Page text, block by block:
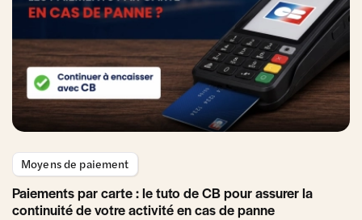
Moyens de paiement
Paiements par carte : le tuto de CB pour assurer la
continuité de votre activité en cas de panne